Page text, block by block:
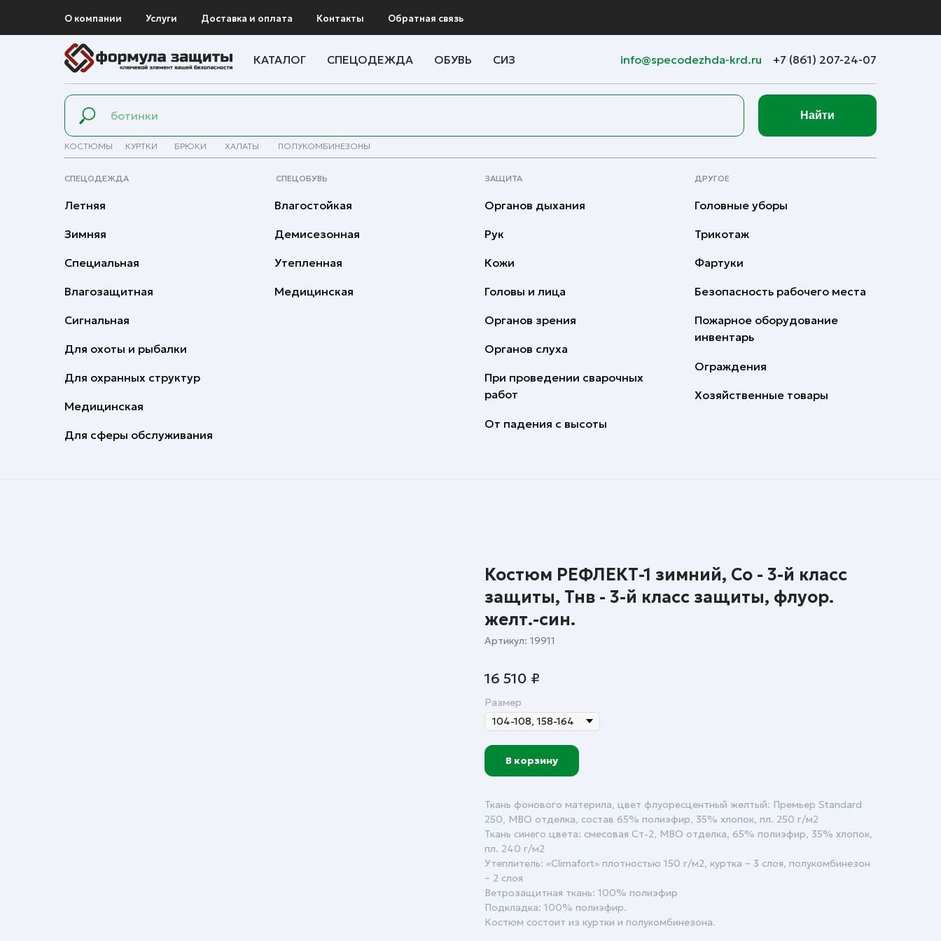
О компании Услуги Доставка и оплата Контакты Обратная связь
КАТАЛОГ СПЕЦОДЕЖДА ОБУВЬ СИЗ info@specodezhda-krd.ru +7 (861) 207-24-07
Найти
ПОЛУКОМБИНЕЗОНЫ
ХАЛАТЫ
БРЮКИ
КОСТЮМЫ КУРТКИ
Летняя
Для охранных структур
Влагостойкая Органов дыхания
Зимняя
Головные уборы
Медицинская
Рук
Специальная
Трикотаж
Головы и лица
Кожи
Влагозащитная
Фартуки
Органов зрения
Безопасность рабочего места
Сигнальная
Для охоты и рыбалки
При проведении сварочных
работ
Пожарное оборудование
инвентарь
Медицинская
Демисезонная
Органов слуха
Ограждения
Для сферы обслуживания
Утепленная
От падения с высоты
Хозяйственные товары
СПЕЦОДЕЖДА СПЕЦОБУВЬ ЗАЩИТА ДРУГОЕ
Костюм РЕФЛЕКТ-1 зимний, Со - 3-й класс
защиты, Тнв - 3-й класс защиты, флуор.
желт.-син.
Артикул: 19911
16 510 ₽
Размер
В корзину
Ткань фонового материла, цвет флуоресцентный желтый: Премьер Stаndаrd
250, МВО отделка, состав 65% полиэфир, 35% хлопок, пл. 250 г/м2
Ткань синего цвета: смесовая Ст-2, МВО отделка, 65% полиэфир, 35% хлопок,
пл. 240 г/м2
Утеплитель: «Climafort» плотностью 150 г/м2, куртка – 3 слоя, полукомбинезон
– 2 слоя
Ветрозащитная ткань: 100% полиэфир
Подкладка: 100% полиэфир.
Костюм состоит из куртки и полукомбинезона.